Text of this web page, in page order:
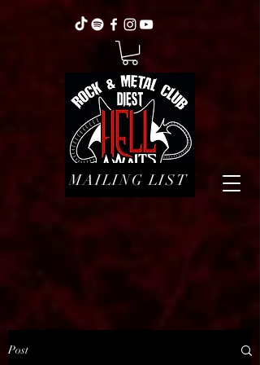
MAILING LIST
Post